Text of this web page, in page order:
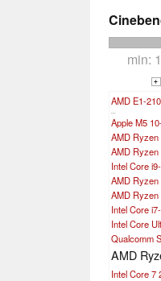
min:
+
AMD E1-
Apple M5
AMD
AMD Ryzen
Intel Core
AMD Ryzen
AMD Ryzen
Intel Core
Intel Core
Qualcomm
AMD
Intel Core 7